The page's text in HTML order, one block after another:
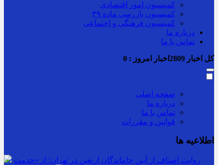
کمیسیون امور اقتصادی
کمیسیون بازرسی ماده ۳۹
کمیسیون فرهنگی و اجتماعی
درباره ما
تماس با ما
کل اخبار اخبار امروز : 0
صفحه اصلی
درباره ما
تماس با ما
قوانین و مقررات
اطلاعیه ها
روایت اصناف از آیین جاماندگان اربعین در تهران؛ از «خدمت